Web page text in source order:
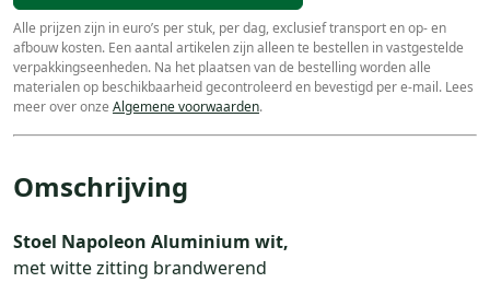
Alle prijzen zijn in euro’s per stuk, per dag, exclusief transport en op- en
afbouw kosten. Een aantal artikelen zijn alleen te bestellen in vastgestelde
verpakkingseenheden. Na het plaatsen van de bestelling worden alle
materialen op beschikbaarheid gecontroleerd en bevestigd per e-mail. Lees
meer over onze Algemene voorwaarden.
Omschrijving
Stoel Napoleon Aluminium wit,
met witte zitting brandwerend